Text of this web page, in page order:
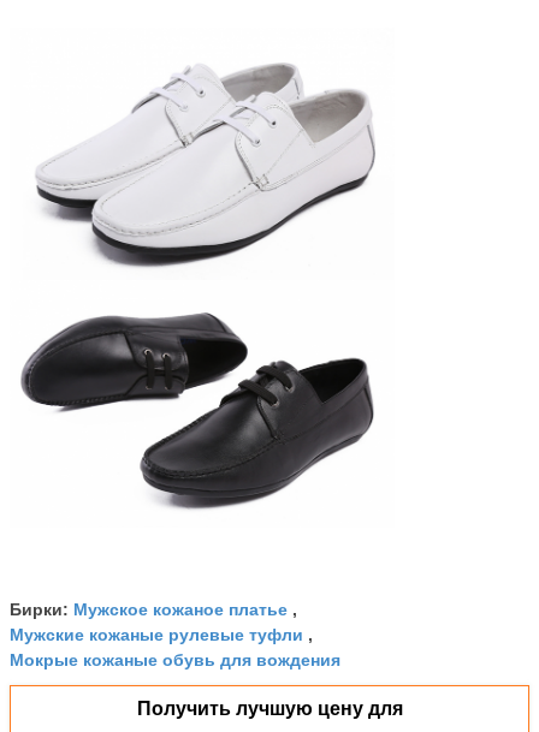
Бирки: Мужское кожаное платье ,
Мужские кожаные рулевые туфли ,
Мокрые кожаные обувь для вождения
Получить лучшую цену для